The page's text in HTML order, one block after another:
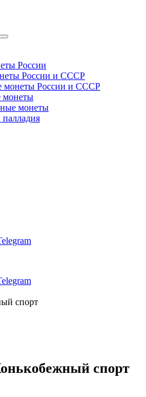
России
России и СССР
монеты России и СССР
монеты
монеты
спорт
спорт